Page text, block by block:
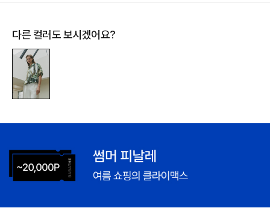
받기 [48H] 프리미엄 브랜드
받기
가입
498,000
제주 도서산간 지역
배송 가능 지역
다른 컬러도 보시겠어요?